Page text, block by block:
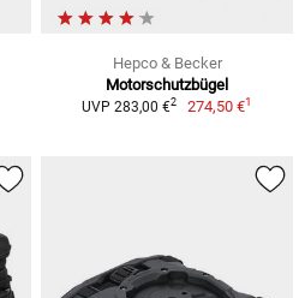
Hepco & Becker
Motorschutzbügel
UVP 283,00 €2 274,50 €1